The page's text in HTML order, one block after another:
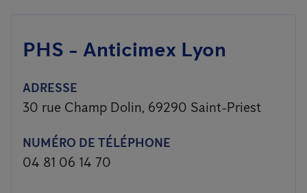
PHS - Anticimex Lyon
ADRESSE
30 rue Champ Dolin, 69290 Saint-Priest
NUMÉRO DE TÉLÉPHONE
04 81 06 14 70